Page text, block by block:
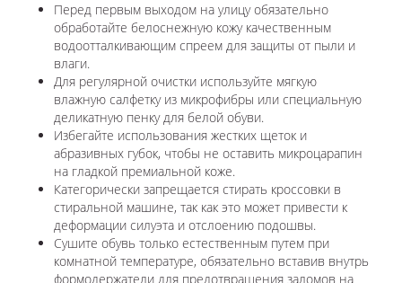
Перед первым выходом на улицу обязательно
обработайте белоснежную кожу качественным
водоотталкивающим спреем для защиты от пыли и
влаги.
Для регулярной очистки используйте мягкую
влажную салфетку из микрофибры или специальную
деликатную пенку для белой обуви.
Избегайте использования жестких щеток и
абразивных губок, чтобы не оставить микроцарапин
на гладкой премиальной коже.
Категорически запрещается стирать кроссовки в
стиральной машине, так как это может привести к
деформации силуэта и отслоению подошвы.
Сушите обувь только естественным путем при
комнатной температуре, обязательно вставив внутрь
формодержатели для предотвращения заломов на